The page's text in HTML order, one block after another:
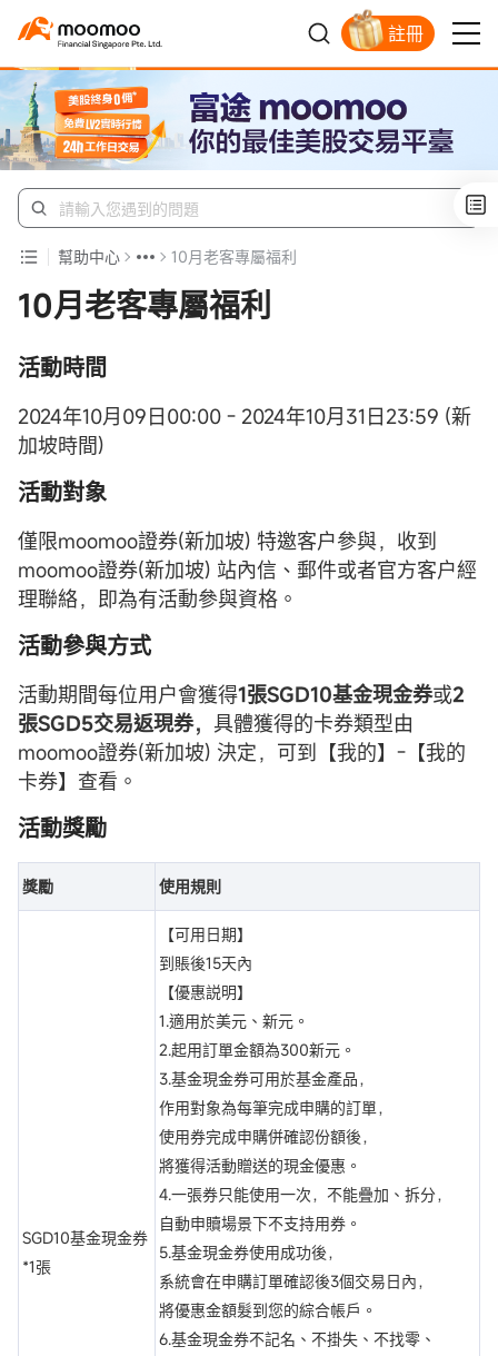
註冊
幫助中心 10月老客專屬福利
10月老客專屬福利
活動時間
2024年10月09日00:00 - 2024年10月31日23:59 (新
加坡時間)
活動對象
僅限moomoo證券(新加坡) 特邀客户參與，收到
moomoo證券(新加坡) 站內信、郵件或者官方客户經
理聯絡，即為有活動參與資格。
活動參與方式
活動期間每位用户會獲得1張SGD10基金現金券或2
張SGD5交易返現券， 具體獲得的卡券類型由
moomoo證券(新加坡) 決定，可到【我的】-【我的
卡券】查看。
活動獎勵
獎勵 使用規則
SGD10基金現金券
*1張
【可用日期】
到賬後15天內
【優惠説明】
1.適用於美元、新元。
2.起用訂單金額為300新元。
3.基金現金券可用於基金產品，
作用對象為每筆完成申購的訂單，
使用券完成申購併確認份額後，
將獲得活動贈送的現金優惠。
4.一張券只能使用一次，不能疊加、拆分，
自動申贖場景下不支持用券。
5.基金現金券使用成功後，
系統會在申購訂單確認後3個交易日內，
將優惠金額髮到您的綜合帳戶。
6.基金現金券不記名、不掛失、不找零、